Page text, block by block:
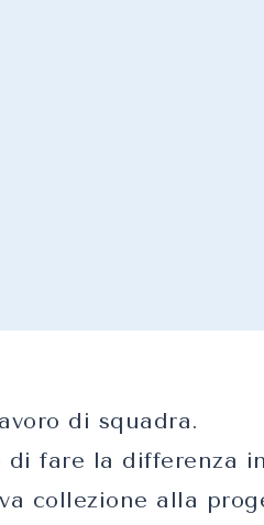
di squadra.
di fare la differenza
collezione alla